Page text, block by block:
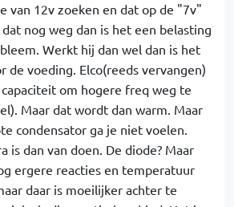
van 12v zoeken en dat op de "7v"
nog weg dan is het een belasting
Werkt hij dan wel dan is het
de voeding. Elco(reeds vervangen)
om hogere freq weg te
Maar dat wordt dan warm. Maar
condensator ga je niet voelen.
is dan van doen. De diode? Maar
ergere reacties en temperatuur
daar is moeilijker achter te